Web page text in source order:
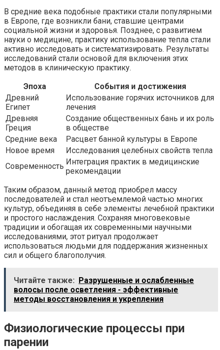
В средние века подобные практики стали популярными
в Европе, где возникли бани, ставшие центрами
социальной жизни и здоровья. Позднее, с развитием
науки о медицине, практику использование тепла стали
активно исследовать и систематизировать. Результаты
исследований стали основой для включения этих
методов в клиническую практику.
Эпоха
События и достижения
Древний
Египет
Использование горячих источников для
лечения
Древняя
Греция
Создание общественных бань и их роль
в обществе
Средние века
Расцвет банной культуры в Европе
Новое время
Исследования целебных свойств тепла
Современность Интеграция практик в медицинские
рекомендации
Таким образом, данный метод приобрел массу
последователей и стал неотъемлемой частью многих
культур, объединяя в себе элементы лечебной практики
и простого наслаждения. Сохраняя многовековые
традиции и обогащая их современными научными
исследованиями, этот ритуал продолжает
использоваться людьми для поддержания жизненных
сил и общего благополучия.
Читайте также:
Разрушенные и ослабленные
волосы после осветления - эффективные
методы восстановления и укрепления
Физиологические процессы при
парении